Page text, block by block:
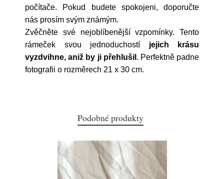
počítače. Pokud budete spokojeni, doporučte
nás prosím svým známým.
Zvěčněte své nejoblíbenější vzpomínky. Tento
rámeček svou jednoduchostí jejich krásu
vyzdvihne, aniž by ji přehlušil . Perfektně padne
fotografii o rozměrech 21 x 30 cm.
Podobné produkty